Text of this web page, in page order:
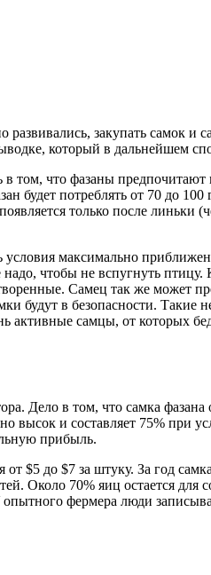
развивались, закупать самок
который в дальнейшем
том, что фазаны
потреблять от 70 до
только после
максимально
чтобы не вспугнуть
Самец так же может
будут в безопасности.
активные самцы, от которых
Дело в том, что самка
высок и составляет 75% при
прибыль.
$5 до $7 за штуку. За год
Около 70% яиц остается
фермера люди